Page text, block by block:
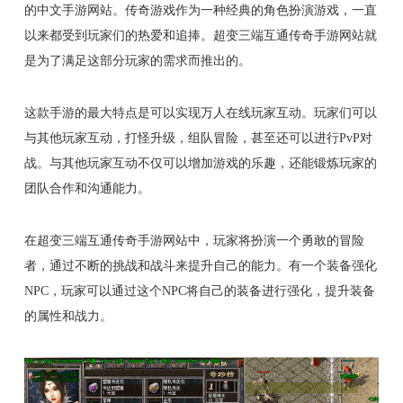
的中文手游网站。传奇游戏作为一种经典的角色扮演游戏，一直
以来都受到玩家们的热爱和追捧。超变三端互通传奇手游网站就
是为了满足这部分玩家的需求而推出的。
这款手游的最大特点是可以实现万人在线玩家互动。玩家们可以
与其他玩家互动，打怪升级，组队冒险，甚至还可以进行PvP对
战。与其他玩家互动不仅可以增加游戏的乐趣，还能锻炼玩家的
团队合作和沟通能力。
在超变三端互通传奇手游网站中，玩家将扮演一个勇敢的冒险
者，通过不断的挑战和战斗来提升自己的能力。有一个装备强化
NPC，玩家可以通过这个NPC将自己的装备进行强化，提升装备
的属性和战力。